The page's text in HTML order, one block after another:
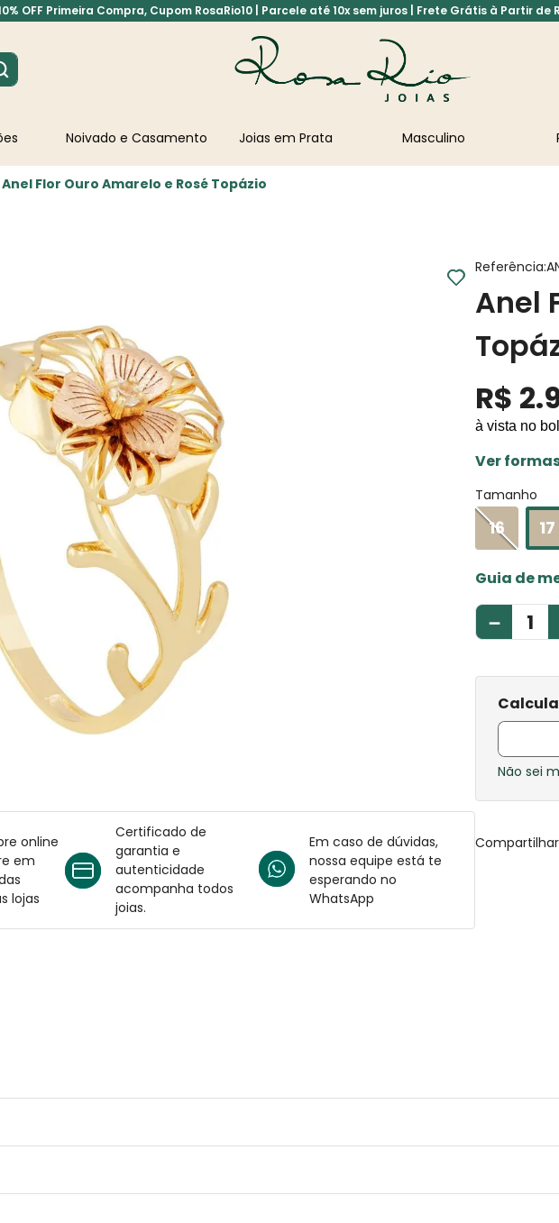
OFF Primeira Compra, Cupom RosaRio10 | Parcele até 10x sem juros | Frete Grátis à Partir de
Noivado e Casamento Joias em Prata Masculino
Anel Flor Ouro Amarelo e Rosé Topázio
online
em
lojas
Certificado de
garantia e
autenticidade
acompanha todos
joias.
Em caso de dúvidas,
nossa equipe está te
esperando no
WhatsApp
Referência:
Anel
R$ 2.
à vista no
Ver
Tamanho
16 17
Guia de
－
Não sei
Compartilhar